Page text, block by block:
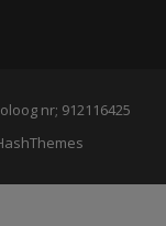
nr; 912116425